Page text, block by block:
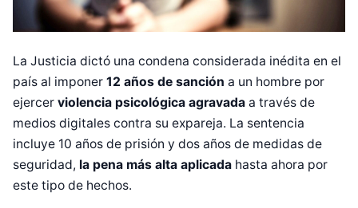
La Justicia dictó una condena considerada inédita en el
país al imponer 12 años de sanción a un hombre por
ejercer violencia psicológica agravada a través de
medios digitales contra su expareja. La sentencia
incluye 10 años de prisión y dos años de medidas de
seguridad, la pena más alta aplicada hasta ahora por
este tipo de hechos.